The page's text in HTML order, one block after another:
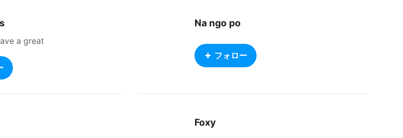
a great
Na ngo po
フォロー
Foxy